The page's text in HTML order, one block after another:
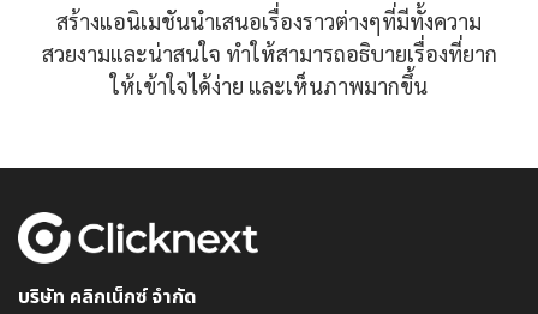
สร้างแอนิเมชันนำเสนอเรื่องราวต่างๆที่มีทั้งความ
สวยงามและน่าสนใจ ทำให้สามารถอธิบายเรื่องที่ยาก
ให้เข้าใจได้ง่าย และเห็นภาพมากขึ้น
บริษัท คลิกเน็กซ์ จำกัด